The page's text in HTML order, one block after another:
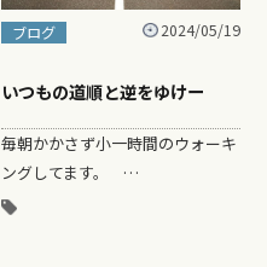
ブログ 2024/05/19
いつもの道順と逆をゆけー
毎朝かかさず小一時間のウォーキ
ングしてます。 …